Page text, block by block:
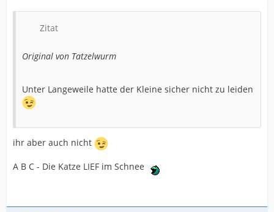
Zitat
Original von Tatzelwurm
Unter Langeweile hatte der Kleine sicher nicht zu leiden
ihr aber auch nicht
A B C - Die Katze LIEF im Schnee